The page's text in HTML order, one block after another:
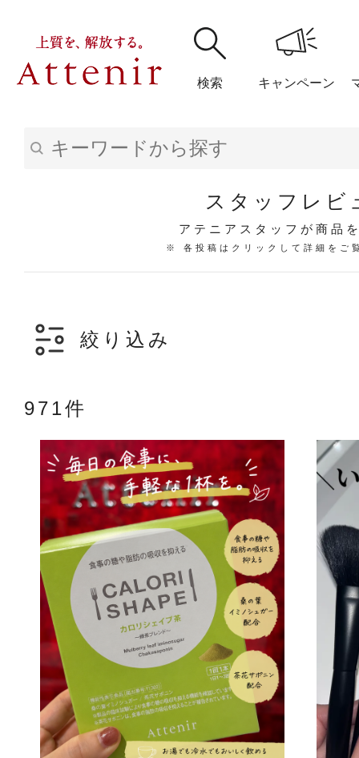
検索 キャンペーン
アテニア
アテニアの「
お友達紹介サ
定期お届けサ
スタッフレビ
アテニアスタッフが商品
※ 各投稿はクリックして詳細をご
絞り込み
971件